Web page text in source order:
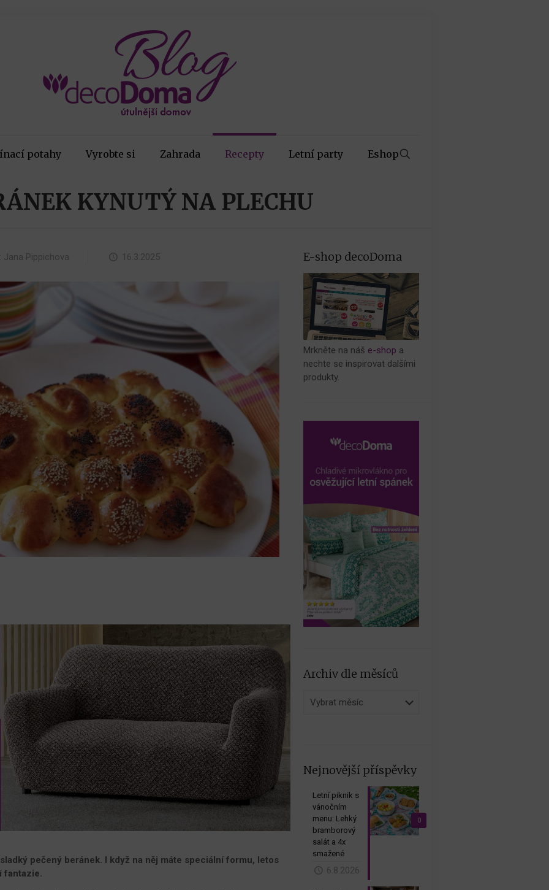
potahy Vyrobte si Zahrada Recepty Letní party Eshop
KYNUTÝ NA PLECHU
Jana Pippichova 16.3.2025
pečený beránek. I když na něj máte speciální formu, letos
fantazie.
E-shop decoDoma
Mrkněte na náš e-shop a
nechte se inspirovat dalšími
produkty.
Archiv dle měsíců
Archiv
Nejnovější příspěvky
0
Letní piknik s
vánočním
menu: Lehký
bramborový
salát a 4x
smažené
6.8.2026